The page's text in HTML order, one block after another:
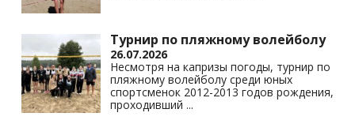
Турнир по пляжному волейболу
26.07.2026
Несмотря на капризы погоды, турнир по
пляжному волейболу среди юных
спортсменок 2012-2013 годов рождения,
проходивший ...